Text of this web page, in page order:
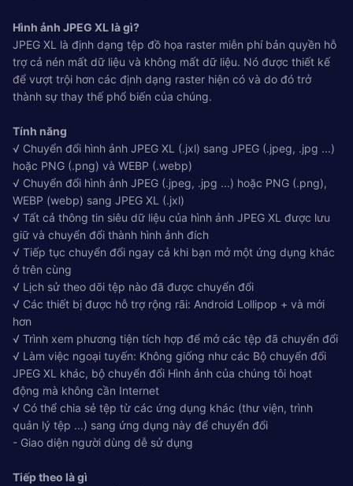
Hình ảnh JPEG XL là gì?
JPEG XL là định dạng tệp đồ họa raster miễn phí bản quyền hỗ
trợ cả nén mất dữ liệu và không mất dữ liệu. Nó được thiết kế
để vượt trội hơn các định dạng raster hiện có và do đó trở
thành sự thay thế phổ biến của chúng.
Tính năng
√ Chuyển đổi hình ảnh JPEG XL (.jxl) sang JPEG (.jpeg, .jpg ...)
hoặc PNG (.png) và WEBP (.webp)
√ Chuyển đổi hình ảnh JPEG (.jpeg, .jpg ...) hoặc PNG (.png),
WEBP (webp) sang JPEG XL (.jxl)
√ Tất cả thông tin siêu dữ liệu của hình ảnh JPEG XL được lưu
giữ và chuyển đổi thành hình ảnh đích
√ Tiếp tục chuyển đổi ngay cả khi bạn mở một ứng dụng khác
ở trên cùng
√ Lịch sử theo dõi tệp nào đã được chuyển đổi
√ Các thiết bị được hỗ trợ rộng rãi: Android Lollipop + và mới
hơn
√ Trình xem phương tiện tích hợp để mở các tệp đã chuyển đổi
√ Làm việc ngoại tuyến: Không giống như các Bộ chuyển đổi
JPEG XL khác, bộ chuyển đổi Hình ảnh của chúng tôi hoạt
động mà không cần Internet
√ Có thể chia sẻ tệp từ các ứng dụng khác (thư viện, trình
quản lý tệp ...) sang ứng dụng này để chuyển đổi
- Giao diện người dùng dễ sử dụng
Tiếp theo là gì